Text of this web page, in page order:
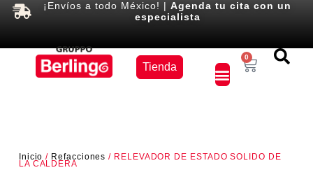
¡Envíos a todo México! |Agenda tu cita con un
especialista
Tienda
0
Inicio / Refacciones / RELEVADOR DE ESTADO SOLIDO DE
LA CALDERA